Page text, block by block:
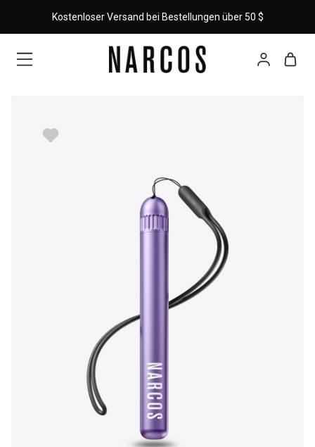
Kostenloser Versand bei Bestellungen über 50 $